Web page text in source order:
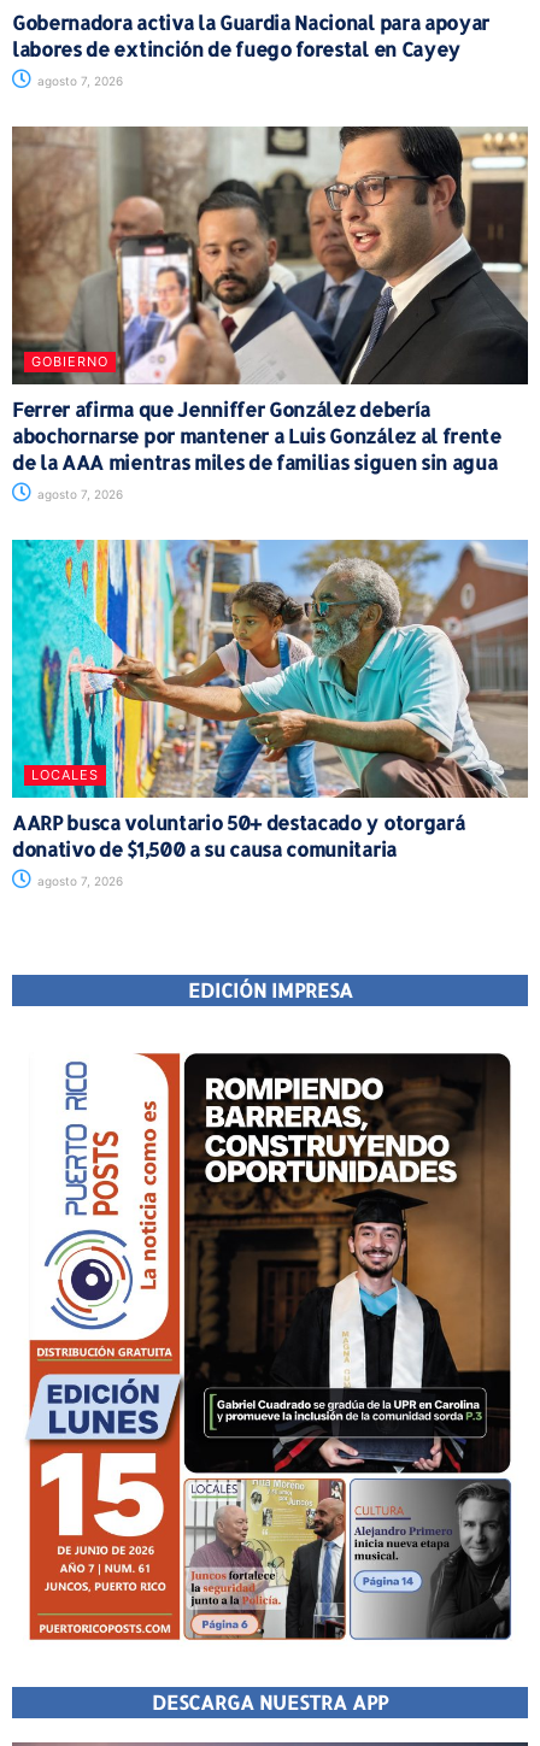
Gobernadora activa la Guardia Nacional para apoyar
labores de extinción de fuego forestal en Cayey
agosto 7, 2026
GOBIERNO
Ferrer afirma que Jenniffer González debería
abochornarse por mantener a Luis González al frente
de la AAA mientras miles de familias siguen sin agua
agosto 7, 2026
LOCALES
AARP busca voluntario 50+ destacado y otorgará
donativo de $1,500 a su causa comunitaria
agosto 7, 2026
EDICIÓN IMPRESA
DESCARGA NUESTRA APP